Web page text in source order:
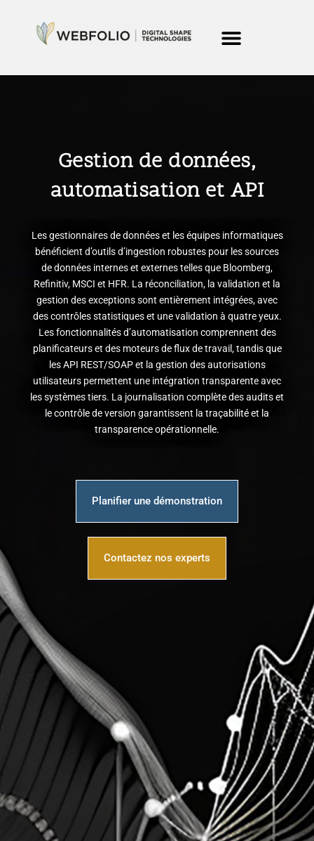
Gestion de données,
automatisation et API
Les gestionnaires de données et les équipes informatiques
bénéficient d’outils d’ingestion robustes pour les sources
de données internes et externes telles que Bloomberg,
Refinitiv, MSCI et HFR. La réconciliation, la validation et la
gestion des exceptions sont entièrement intégrées, avec
des contrôles statistiques et une validation à quatre yeux.
Les fonctionnalités d’automatisation comprennent des
planificateurs et des moteurs de flux de travail, tandis que
les API REST/SOAP et la gestion des autorisations
utilisateurs permettent une intégration transparente avec
les systèmes tiers. La journalisation complète des audits et
le contrôle de version garantissent la traçabilité et la
transparence opérationnelle.
Planifier une démonstration
Contactez nos experts